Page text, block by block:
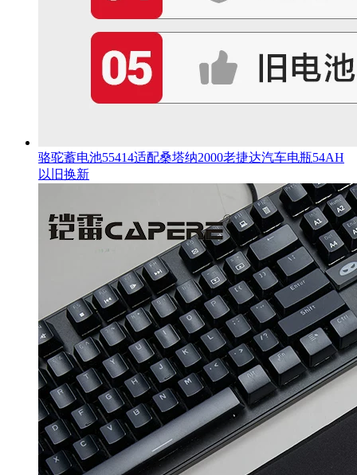
骆驼蓄电池55414适配桑塔纳2000老捷达汽车电瓶54AH
以旧换新